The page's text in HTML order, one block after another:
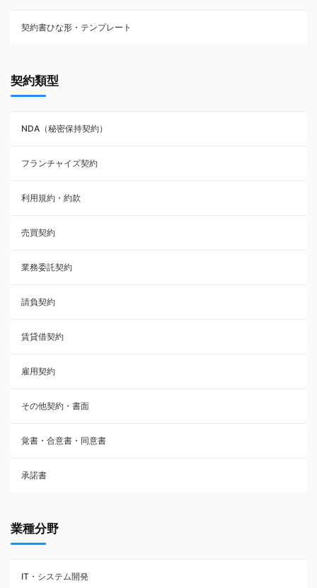
契約書ひな形・テンプレート
NDA（秘密保持契約）
業務委託契約
利用規約・約款
覚書・合意書・同意書
承諾書
雇用契約
その他契約・書面
売買契約
株主総会議事録・関連書類
請負契約
フランチャイズ契約
賃貸借契約
契約類型
NDA（秘密保持契約）
フランチャイズ契約
利用規約・約款
売買契約
業務委託契約
請負契約
賃貸借契約
雇用契約
その他契約・書面
覚書・合意書・同意書
承諾書
業種分野
IT・システム開発